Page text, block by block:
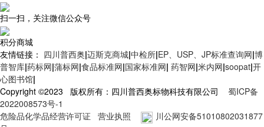
扫一扫，关注微信公众号
积分商城
友情链接： 四川普西奥|迈斯克商城|中检所|EP、USP、JP标准查询网|博
普智库|药标网|蒲标网|食品标准网|国家标准网| 药智网|米内网|soopat|开
心图书馆|
Copyright ©2023 版权所有：四川普西奥标物科技有限公司 蜀ICP备
2022008573号-1
危险品化学品经营许可证
营业执照
川公网安备51010802031877